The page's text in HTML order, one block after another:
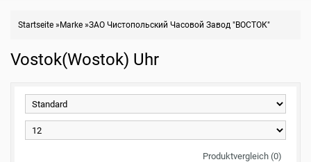
Startseite » Marke »ЗАО Чистопольский Часовой Завод "ВОСТОК"
Vostok(Wostok) Uhr
Produktvergleich (0)